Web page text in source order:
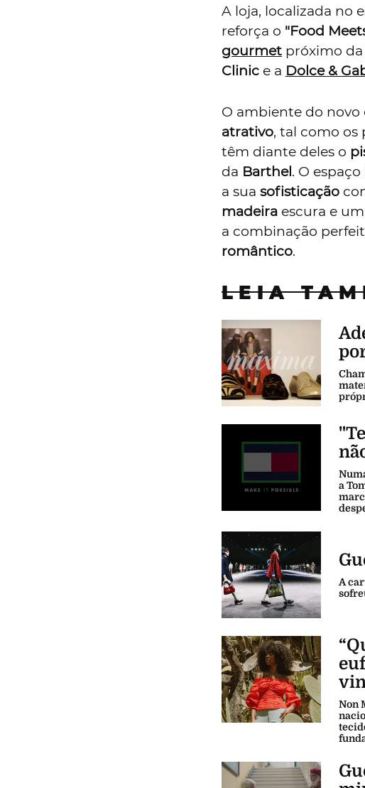
A loja, localizada no
reforça o "Food
gourmet próximo da
Clinic e a Dolce &
O ambiente do novo
atrativo, tal como os
têm diante deles o
da Barthel. O espaço
a sua sofisticação
madeira escura e
a combinação
romântico.
LEIA
a
A
Non